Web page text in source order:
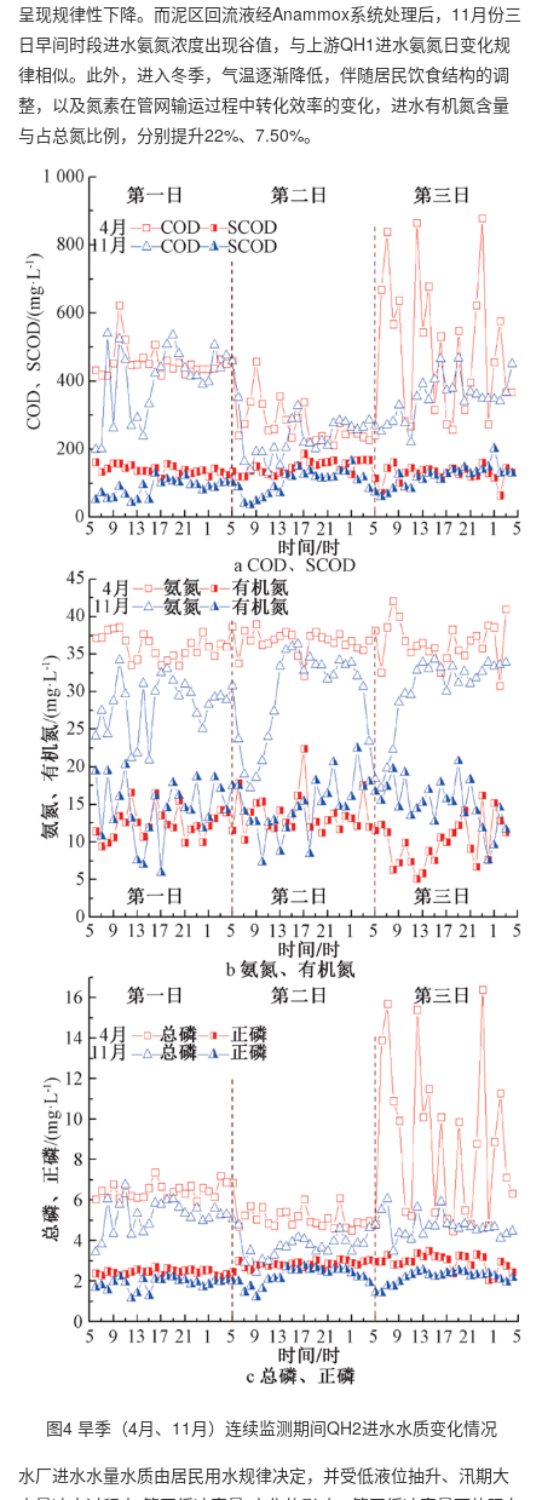
呈现规律性下降。而泥区回流液经Anammox系统处理后，11月份三
日早间时段进水氨氮浓度出现谷值，与上游QH1进水氨氮日变化规
律相似。此外，进入冬季，气温逐渐降低，伴随居民饮食结构的调
整，以及氮素在管网输运过程中转化效率的变化，进水有机氮含量
与占总氮比例，分别提升22%、7.50%。
图4 旱季（4月、11月）连续监测期间QH2进水水质变化情况
水厂进水水量水质由居民用水规律决定，并受低液位抽升、汛期大